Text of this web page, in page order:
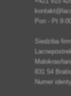
Pon - Pt
Siedziba
831 54
Numer